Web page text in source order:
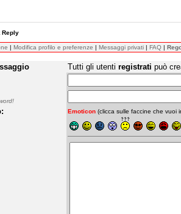
Reply
| Modifica profilo e preferenze | Messaggi privati | FAQ |
Tutti gli utenti registrati può
Emoticon (clicca sulle faccine che vuoi